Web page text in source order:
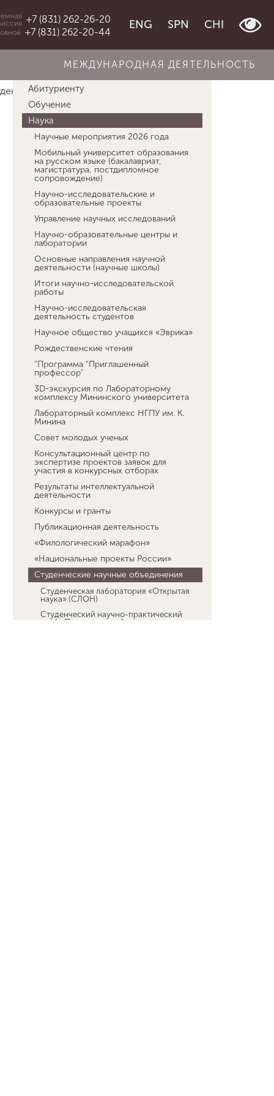
+7 (831) 262-26-20
+7 (831) 262-20-44
ENG SPN CHI
МЕЖДУНАРОДНАЯ ДЕЯТЕЛЬНОСТЬ
научные объед...
Об университете
Абитуриенту
Обучение
Наука
Научные мероприятия 2026 года
Мобильный университет образования
на русском языке (бакалавриат,
магистратура, постдипломное
сопровождение)
Научно-исследовательские и
образовательные проекты
Управление научных исследований
Научно-образовательные центры и
лаборатории
Основные направления научной
деятельности (научные школы)
Итоги научно-исследовательской
работы
Научно-исследовательская
деятельность студентов
Научное общество учащихся «Эврика»
Рождественские чтения
"Программа "Приглашенный
профессор"
3D-экскурсия по Лабораторному
комплексу Мининского университета
Лабораторный комплекс НГПУ им. К.
Минина
Совет молодых ученых
Консультационный центр по
экспертизе проектов заявок для
участия в конкурсных отборах
Результаты интеллектуальной
деятельности
Конкурсы и гранты
Публикационная деятельность
«Филологический марафон»
«Национальные проекты России»
Студенческие научные объединения
Студенческая лаборатория «Открытая
наука» (СЛОН)
Студенческий научно-практический
клуб «Пеликановский спецназ»